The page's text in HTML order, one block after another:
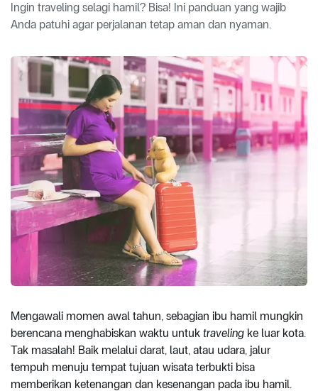
Ingin traveling selagi hamil? Bisa! Ini panduan yang wajib
Anda patuhi agar perjalanan tetap aman dan nyaman.
Mengawali momen awal tahun, sebagian ibu hamil mungkin
berencana menghabiskan waktu untuk traveling ke luar kota.
Tak masalah! Baik melalui darat, laut, atau udara, jalur
tempuh menuju tempat tujuan wisata terbukti bisa
memberikan ketenangan dan kesenangan pada ibu hamil.